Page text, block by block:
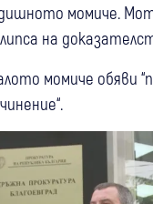
момиче.
на
момиче обяви